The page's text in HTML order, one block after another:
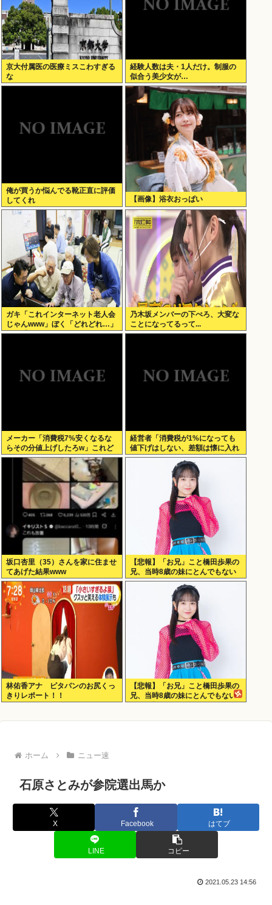
京大付属医の医療ミスこわすぎる
な
経験人数は夫・1人だけ。制服の
似合う美少女が…
俺が買うか悩んでる靴正直に評価
してくれ
【画像】浴衣おっぱい
ガキ「これインターネット老人会
じゃんwww」ぼく「どれどれ…」
ガキ「ニコニコ！らきすた！ボカ
乃木坂メンバーの下ぺろ、大変な
ことになってるって...
メーカー「消費税7%安くなるな
らその分値上げしたろw」これど
うすんの？
経営者「消費税が1%になっても
値下げはしない、差額は懐に入れ
る」
坂口杏里（35）さんを家に住ませ
てあげた結果www
【悲報】「お兄」こと橋田歩果の
兄、当時8歳の妹にとんでもない
ことを頼む
林佑香アナ ピタパンのお尻くっ
きりレポート！！
【悲報】「お兄」こと橋田歩果の
兄、当時8歳の妹にとんでもない
ホーム ニュー速
石原さとみが参院選出馬か
X Facebook はてブ
LINE コピー
2021.05.23 14:56